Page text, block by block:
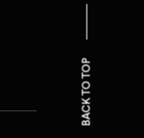
BACK TO TOP